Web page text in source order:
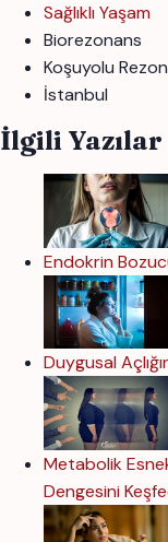
Sağlıklı Yaşam
Biorezonans
Koşuyolu
İstanbul
İlgili Yazılar
Endokrin
Duygusal
Metabolik
Dengesini